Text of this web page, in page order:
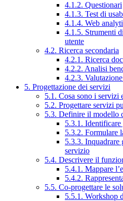
4.1.2. Questionari
4.1.3. Test di
4.1.4. Web
4.1.5. Strumenti
utente
4.2. Ricerca secondaria
4.2.1. Ricerca
4.2.2. Analisi
4.2.3.
5. Progettazione dei servizi
5.1. Cosa sono i servizi
5.2. Progettare servizi
5.3. Definire il modello
5.3.1.
5.3.2. Formulare
5.3.3.
servizio
5.4. Descrivere il
5.4.1. Mappare
5.4.2.
5.5. Co-progettare le
5.5.1. Workshop